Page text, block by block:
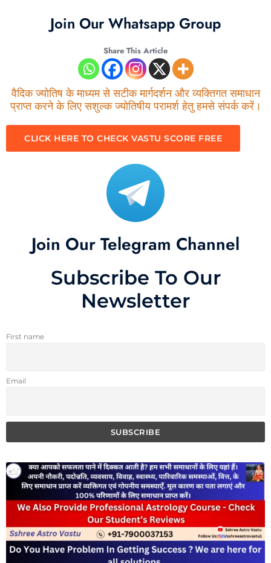
Join Our Whatsapp Group
Share This Article
वैदिक ज्योतिष के माध्यम से सटीक मार्गदर्शन और व्यक्तिगत समाधान
प्राप्त करने के लिए सशुल्क ज्योतिषीय परामर्श हेतु हमसे संपर्क करें।
CLICK HERE TO CHECK VASTU SCORE FREE
Join Our Telegram Channel
Subscribe To Our
Newsletter
First name
Email